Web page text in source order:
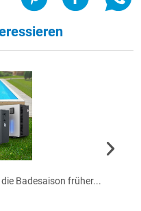
Badesaison früher...